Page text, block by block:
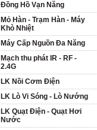
Đồng Hồ Vạn Năng
Mỏ Hàn - Trạm Hàn - Máy
Khò Nhiệt
Máy Cấp Nguồn Đa Năng
Mạch thu phát IR - RF -
2.4G
LK Nồi Cơm Điện
LK Lò Vi Sóng - Lò Nướng
LK Quạt Điện - Quạt Hơi
Nước